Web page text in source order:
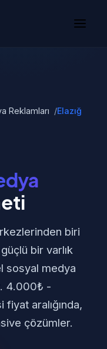
Reklamları Elazığ
biri
bir varlık
sosyal medya
4.000₺ -
aralığında,
çözümler.